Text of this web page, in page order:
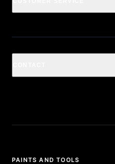
PAINTS AND TOOLS